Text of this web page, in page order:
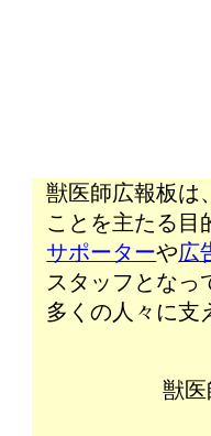
獣医師広報板は
ことを主たる目
サポーターや広
スタッフとなっ
多くの人々に支
獣